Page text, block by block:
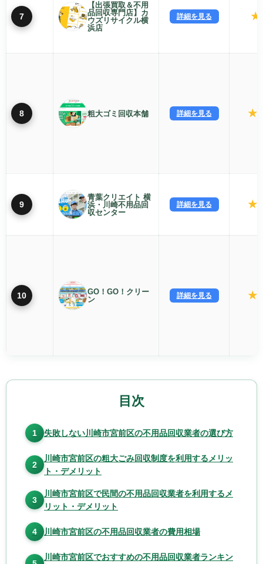
7
【出張買取＆不用
品回収専門店】カ
ウズリサイクル横
浜店
詳細を見る ★
8 粗大ゴミ回収本舗 詳細を見る ★
9
青葉クリエイト 横
浜・川崎不用品回
収センター
詳細を見る ★
10
GO！GO！クリー
ン
詳細を見る ★
目次
1 失敗しない川崎市宮前区の不用品回収業者の選び方
2
川崎市宮前区の粗大ごみ回収制度を利用するメリッ
ト・デメリット
3
川崎市宮前区で民間の不用品回収業者を利用するメ
リット・デメリット
4 川崎市宮前区の不用品回収業者の費用相場
川崎市宮前区でおすすめの不用品回収業者ランキン